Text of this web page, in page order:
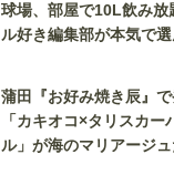
球場、部屋で10L飲み放
ル好き編集部が本気で
蒲田『お好み焼き辰』
「カキオコ×タリスカー
ル」が海のマリアージ